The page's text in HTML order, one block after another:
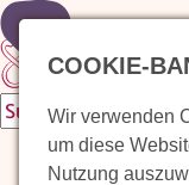
COOKIE-
Wir verwenden
um diese
Nutzung